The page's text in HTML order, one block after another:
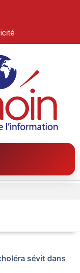
sévit dans